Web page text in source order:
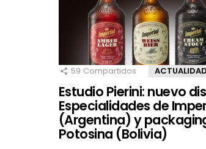
59 Compartidos ACTUALIDAD
Estudio Pierini: nuevo
Especialidades de
(Argentina) y
Potosina (Bolivia)